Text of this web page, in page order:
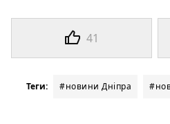
41
Теги: #новини Дніпра